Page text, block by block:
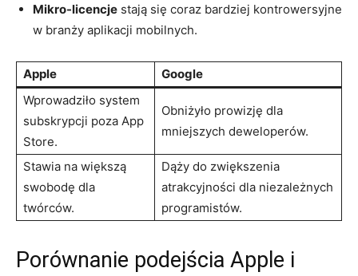
Mikro-licencje stają się coraz ⁤bardziej kontrowersyjne
w branży aplikacji mobilnych.
Apple
Google
Wprowadziło system
subskrypcji poza App
Store.
Obniżyło prowizję dla
mniejszych deweloperów.
Stawia na ⁤większą
swobodę dla
twórców.
Dąży do zwiększenia
atrakcyjności dla niezależnych
programistów.
Porównanie podejścia Apple i